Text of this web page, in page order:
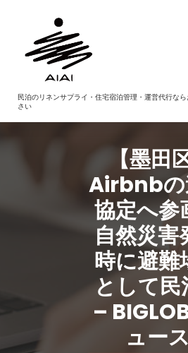
民泊のリネンサプライ・住宅宿泊管理・運営代行な
さい
【墨田
Airbnbの
協定へ参
自然災害
時に避難
として民
–
ュース